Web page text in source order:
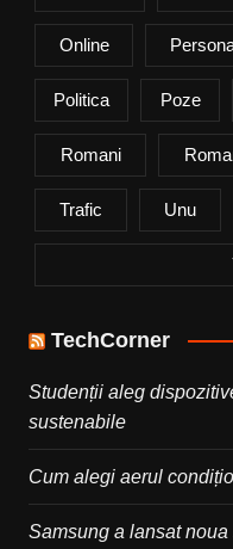
Online
Politica Poze
Romani
Trafic Unu
TechCorner
Studenții aleg
sustenabile
Cum alegi aerul
Samsung a lansat